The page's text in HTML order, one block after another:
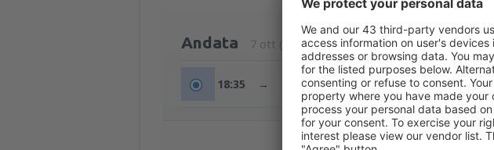
Andata 7 ott (mer) MXP
18:35 → 19:35 Durata totale del viaggio: 2h